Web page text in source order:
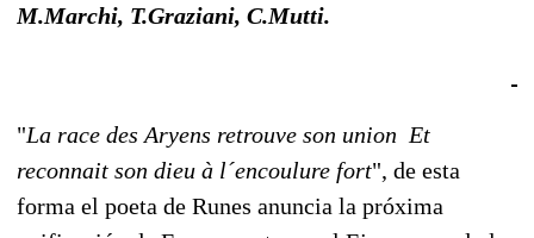
M.Marchi, T.Graziani, C.Mutti.
"La race des Aryens retrouve son union  Et
reconnait son dieu à l´encoulure fort", de esta
forma el poeta de Runes anuncia la próxima